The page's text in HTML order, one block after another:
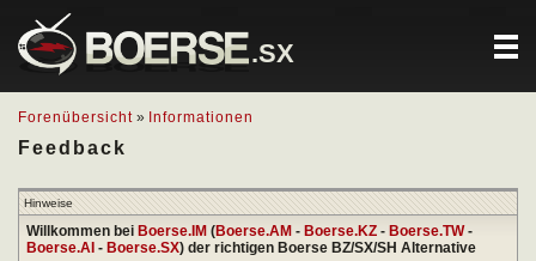
.SX
Forenübersicht » Informationen
Feedback
Hinweise
Willkommen bei Boerse.IM (Boerse.AM - Boerse.KZ - Boerse.TW-
Boerse.AI - Boerse.SX) der richtigen Boerse BZ/SX/SH Alternative